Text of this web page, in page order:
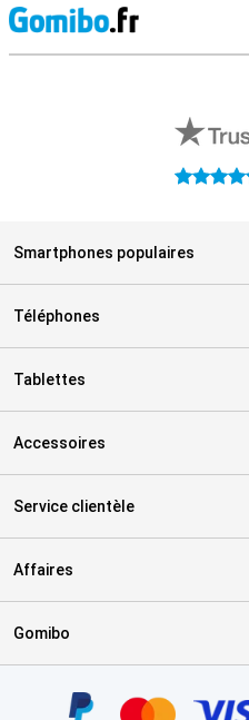
4.6 étoiles
Smartphones populaires
Téléphones
Tablettes
Accessoires
Service clientèle
Affaires
Gomibo